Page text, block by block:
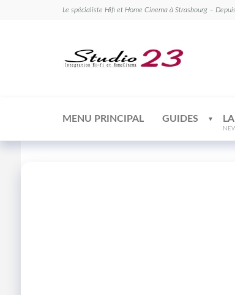
Le spécialiste Hifi et Home Cinema à Strasbourg –
MENU PRINCIPAL GUIDES